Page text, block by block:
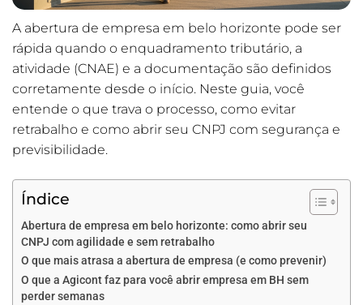
A abertura de empresa em belo horizonte pode ser
rápida quando o enquadramento tributário, a
atividade (CNAE) e a documentação são definidos
corretamente desde o início. Neste guia, você
entende o que trava o processo, como evitar
retrabalho e como abrir seu CNPJ com segurança e
previsibilidade.
Índice
Abertura de empresa em belo horizonte: como abrir seu
CNPJ com agilidade e sem retrabalho
O que mais atrasa a abertura de empresa (e como prevenir)
O que a Agicont faz para você abrir empresa em BH sem
perder semanas